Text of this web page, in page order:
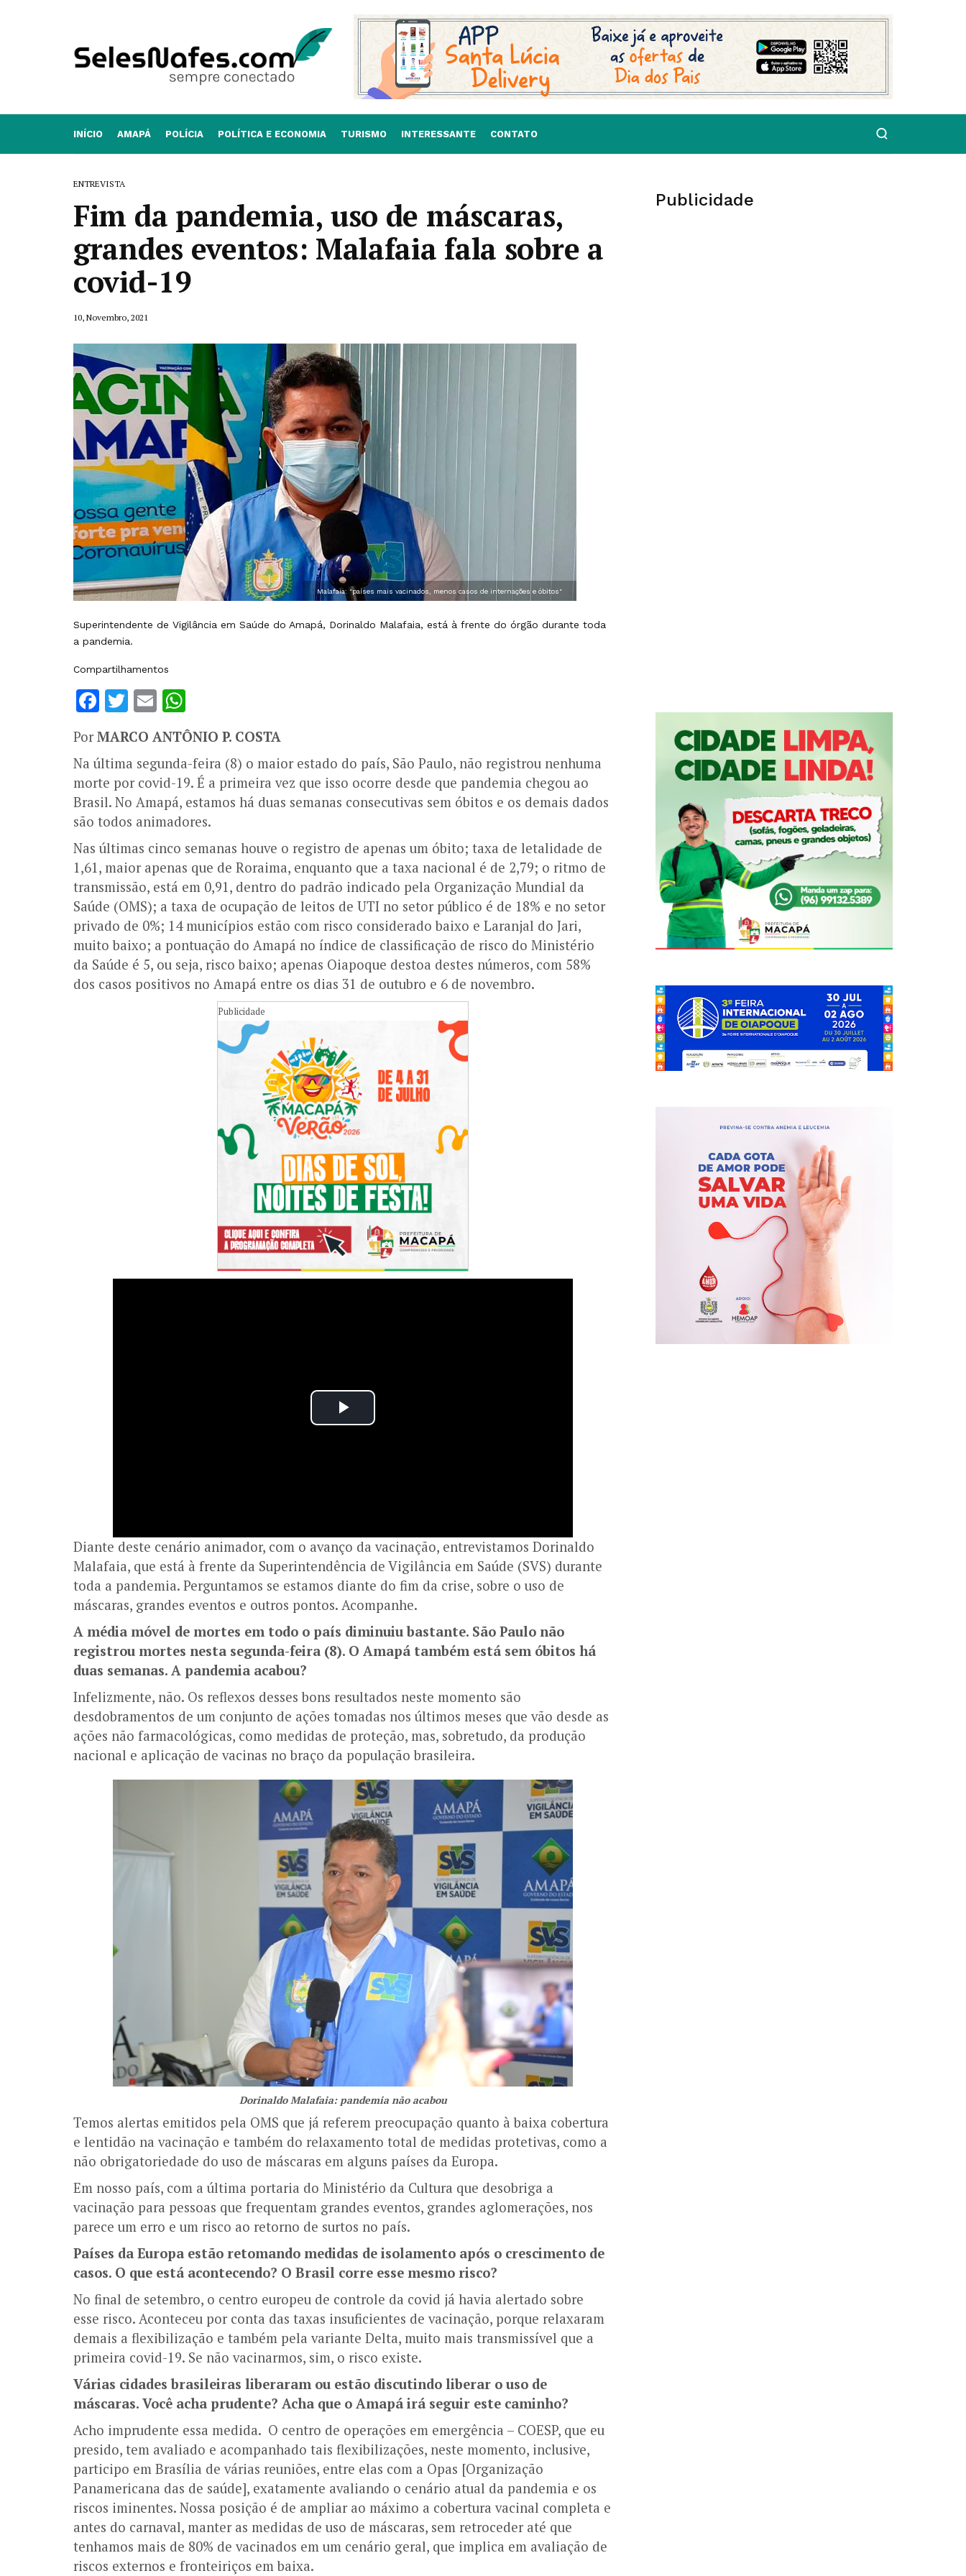
INÍCIO AMAPÁ POLÍCIA POLÍTICA E ECONOMIA TURISMO INTERESSANTE CONTATO
ENTREVISTA
Fim da pandemia, uso de máscaras,
grandes eventos: Malafaia fala sobre a
covid-19
10, Novembro, 2021
Malafaia: "países mais vacinados, menos casos de internações e óbitos"
Superintendente de Vigilância em Saúde do Amapá, Dorinaldo Malafaia, está à frente do órgão durante toda
a pandemia.
Compartilhamentos
Facebook
Twitter
Email
PorMARCO ANTÔNIO P. COSTA
Na última segunda-feira (8) o maior estado do país, São Paulo, não registrou nenhuma
morte por covid-19. É a primeira vez que isso ocorre desde que pandemia chegou ao
Brasil. No Amapá, estamos há duas semanas consecutivas sem óbitos e os demais dados
são todos animadores.
Nas últimas cinco semanas houve o registro de apenas um óbito; taxa de letalidade de
1,61, maior apenas que de Roraima, enquanto que a taxa nacional é de 2,79; o ritmo de
transmissão, está em 0,91, dentro do padrão indicado pela Organização Mundial da
Saúde (OMS); a taxa de ocupação de leitos de UTI no setor público é de 18% e no setor
privado de 0%; 14 municípios estão com risco considerado baixo e Laranjal do Jari,
muito baixo; a pontuação do Amapá no índice de classificação de risco do Ministério
da Saúde é 5, ou seja, risco baixo; apenas Oiapoque destoa destes números, com 58%
dos casos positivos no Amapá entre os dias 31 de outubro e 6 de novembro.
Publicidade
Diante deste cenário animador, com o avanço da vacinação, entrevistamos Dorinaldo
Malafaia, que está à frente da Superintendência de Vigilância em Saúde (SVS) durante
toda a pandemia. Perguntamos se estamos diante do fim da crise, sobre o uso de
máscaras, grandes eventos e outros pontos. Acompanhe.
A média móvel de mortes em todo o país diminuiu bastante. São Paulo não
registrou mortes nesta segunda-feira (8). O Amapá também está sem óbitos há
duas semanas. A pandemia acabou?
Infelizmente, não. Os reflexos desses bons resultados neste momento são
desdobramentos de um conjunto de ações tomadas nos últimos meses que vão desde as
ações não farmacológicas, como medidas de proteção, mas, sobretudo, da produção
nacional e aplicação de vacinas no braço da população brasileira.
Dorinaldo Malafaia: pandemia não acabou
Temos alertas emitidos pela OMS que já referem preocupação quanto à baixa cobertura
e lentidão na vacinação e também do relaxamento total de medidas protetivas, como a
não obrigatoriedade do uso de máscaras em alguns países da Europa.
Em nosso país, com a última portaria do Ministério da Cultura que desobriga a
vacinação para pessoas que frequentam grandes eventos, grandes aglomerações, nos
parece um erro e um risco ao retorno de surtos no país.
Países da Europa estão retomando medidas de isolamento após o crescimento de
casos. O que está acontecendo? O Brasil corre esse mesmo risco?
No final de setembro, o centro europeu de controle da covid já havia alertado sobre
esse risco. Aconteceu por conta das taxas insuficientes de vacinação, porque relaxaram
demais a flexibilização e também pela variante Delta, muito mais transmissível que a
primeira covid-19. Se não vacinarmos, sim, o risco existe.
Várias cidades brasileiras liberaram ou estão discutindo liberar o uso de
máscaras. Você acha prudente? Acha que o Amapá irá seguir este caminho?
Acho imprudente essa medida. O centro de operações em emergência – COESP, que eu
presido, tem avaliado e acompanhado tais flexibilizações, neste momento, inclusive,
participo em Brasília de várias reuniões, entre elas com a Opas [Organização
Panamericana das de saúde], exatamente avaliando o cenário atual da pandemia e os
riscos iminentes. Nossa posição é de ampliar ao máximo a cobertura vacinal completa e
antes do carnaval, manter as medidas de uso de máscaras, sem retroceder até que
tenhamos mais de 80% de vacinados em um cenário geral, que implica em avaliação de
riscos externos e fronteiriços em baixa.
Publicidade